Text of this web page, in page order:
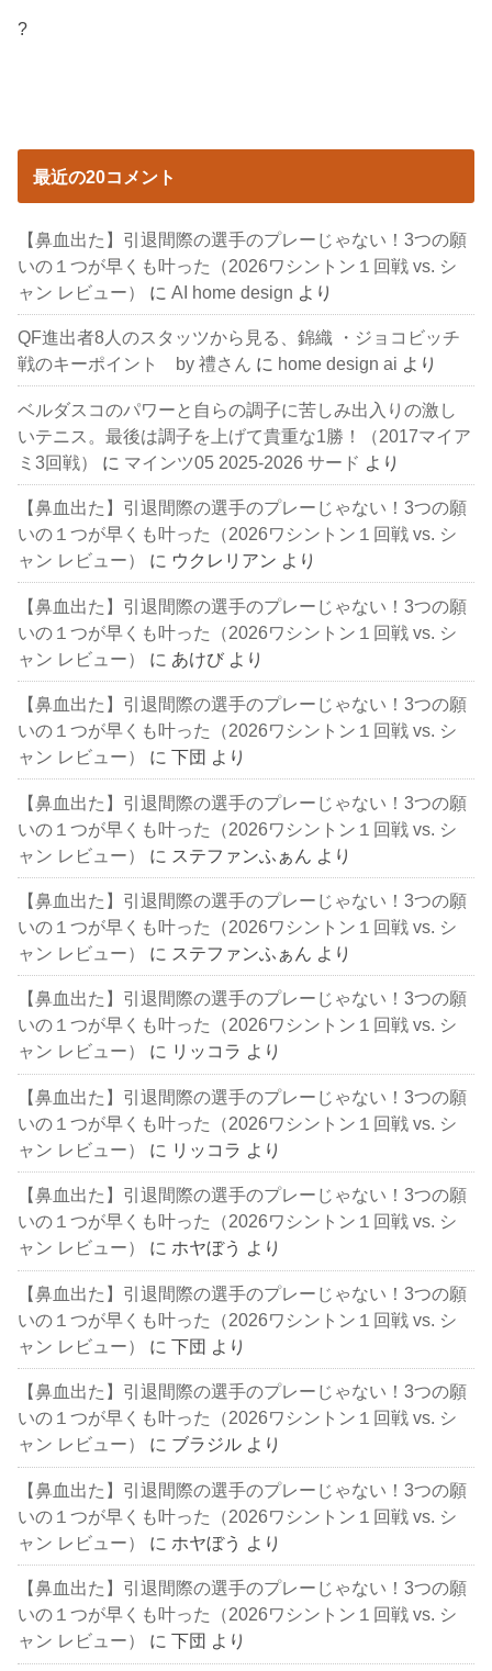
?
最近の20コメント
【鼻血出た】引退間際の選手のプレーじゃない！3つの願
いの１つが早くも叶った（2026ワシントン１回戦 vs. シ
ャン レビュー）
にAI home design より
QF進出者8人のスタッツから見る、錦織 ・ジョコビッチ
戦のキーポイント by 禮さん に home design ai より
ベルダスコのパワーと自らの調子に苦しみ出入りの激し
いテニス。最後は調子を上げて貴重な1勝！（2017マイア
ミ3回戦）
に マインツ05 2025-2026 サード より
【鼻血出た】引退間際の選手のプレーじゃない！3つの願
いの１つが早くも叶った（2026ワシントン１回戦 vs. シ
ャン レビュー）
に ウクレリアン より
【鼻血出た】引退間際の選手のプレーじゃない！3つの願
いの１つが早くも叶った（2026ワシントン１回戦 vs. シ
ャン レビュー）
に あけび より
【鼻血出た】引退間際の選手のプレーじゃない！3つの願
いの１つが早くも叶った（2026ワシントン１回戦 vs. シ
ャン レビュー）
に下団 より
【鼻血出た】引退間際の選手のプレーじゃない！3つの願
いの１つが早くも叶った（2026ワシントン１回戦 vs. シ
ャン レビュー）
に ステファンふぁん より
【鼻血出た】引退間際の選手のプレーじゃない！3つの願
いの１つが早くも叶った（2026ワシントン１回戦 vs. シ
ャン レビュー）
に ステファンふぁん より
【鼻血出た】引退間際の選手のプレーじゃない！3つの願
いの１つが早くも叶った（2026ワシントン１回戦 vs. シ
ャン レビュー）
に リッコラ より
【鼻血出た】引退間際の選手のプレーじゃない！3つの願
いの１つが早くも叶った（2026ワシントン１回戦 vs. シ
ャン レビュー）
に リッコラ より
【鼻血出た】引退間際の選手のプレーじゃない！3つの願
いの１つが早くも叶った（2026ワシントン１回戦 vs. シ
ャン レビュー）
に ホヤぼう より
【鼻血出た】引退間際の選手のプレーじゃない！3つの願
いの１つが早くも叶った（2026ワシントン１回戦 vs. シ
ャン レビュー）
に下団 より
【鼻血出た】引退間際の選手のプレーじゃない！3つの願
いの１つが早くも叶った（2026ワシントン１回戦 vs. シ
ャン レビュー）
に ブラジル より
【鼻血出た】引退間際の選手のプレーじゃない！3つの願
いの１つが早くも叶った（2026ワシントン１回戦 vs. シ
ャン レビュー）
に ホヤぼう より
【鼻血出た】引退間際の選手のプレーじゃない！3つの願
いの１つが早くも叶った（2026ワシントン１回戦 vs. シ
ャン レビュー）
に下団 より